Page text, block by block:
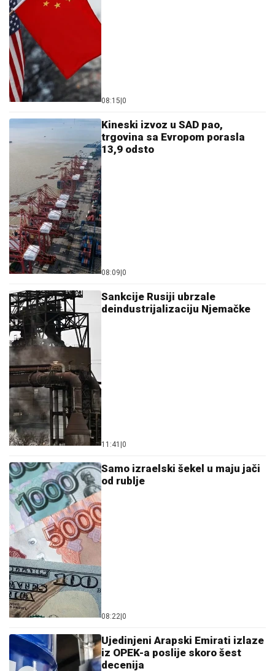
08:15 0
Kineski izvoz u SAD pao,
trgovina sa Evropom porasla
13,9 odsto
08:09 0
Sankcije Rusiji ubrzale
deindustrijalizaciju Njemačke
11:41 0
Samo izraelski šekel u maju jači
od rublje
08:22 0
Ujedinjeni Arapski Emirati izlaze
iz OPEK-a poslije skoro šest
decenija